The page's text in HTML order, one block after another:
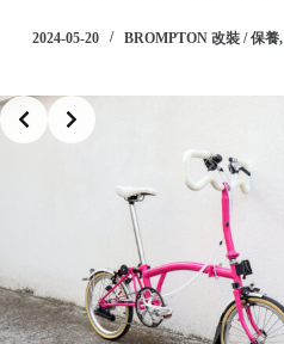
2024-05-20 BROMPTON 改裝 / 保養,
Slide 2 of 8